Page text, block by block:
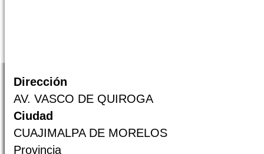
Dirección
AV. VASCO DE QUIROGA
Ciudad
CUAJIMALPA DE MORELOS
Provincia